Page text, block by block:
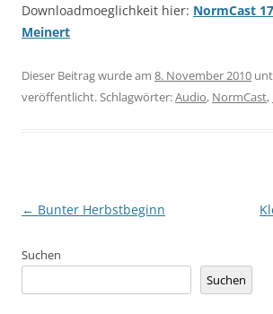
Downloadmoeglichkeit hier: NormCast
Meinert
Dieser Beitrag wurde am 8. November 2010
veröffentlicht. Schlagwörter:Audio, NormCast,
Beitragsnavigation
← Bunter Herbstbeginn
Suchen
Suchen